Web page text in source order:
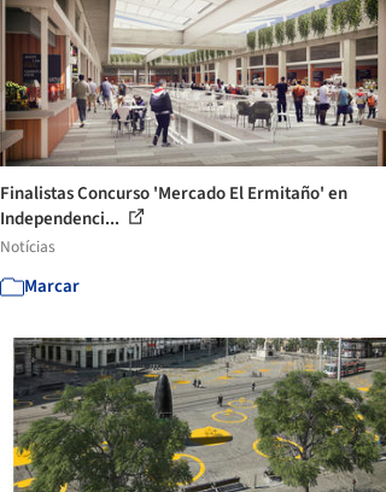
Finalistas Concurso 'Mercado El Ermitaño' en
Independenci...
Notícias
Marcar